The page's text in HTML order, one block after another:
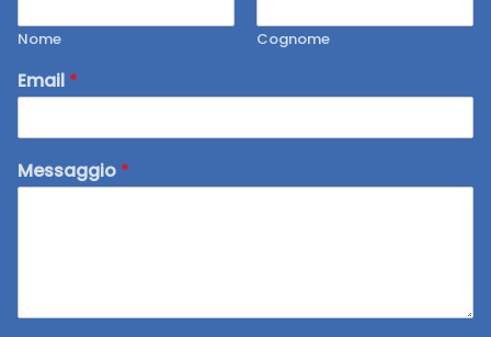
Nome Cognome
Email *
Messaggio *